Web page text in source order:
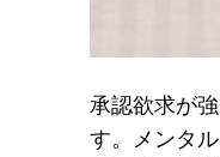
承認欲求が
す。メンタ